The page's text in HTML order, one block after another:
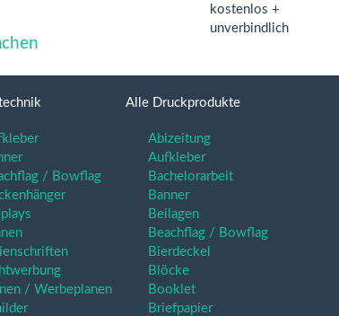
kostenlos +
unverbindlich
/ Bowflag
/ Werbeplanen
Alle Druckprodukte
Abizeitung
Aufkleber
Bachelorarbeit
Banner
Beilagen
Beachflag / Bowflag
Bierdeckel
Blöcke
Booklet
Briefpapier